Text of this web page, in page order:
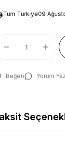
Tüm Türkiye09
Yorum Yaz